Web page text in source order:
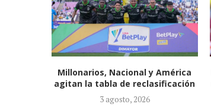
Néstor Lorenzo seguirá al frente
de la Selección Colombia tras ser
ratificado...